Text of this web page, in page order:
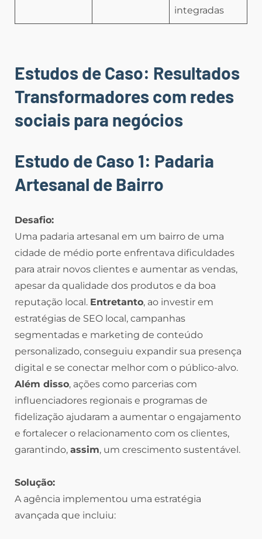
integradas
Estudos de Caso: Resultados
Transformadores com redes
sociais para negócios
Estudo de Caso 1: Padaria
Artesanal de Bairro
Desafio:
Uma padaria artesanal em um bairro de uma
cidade de médio porte enfrentava dificuldades
para atrair novos clientes e aumentar as vendas,
apesar da qualidade dos produtos e da boa
reputação local. Entretanto, ao investir em
estratégias de SEO local, campanhas
segmentadas e marketing de conteúdo
personalizado, conseguiu expandir sua presença
digital e se conectar melhor com o público-alvo.
Além disso, ações como parcerias com
influenciadores regionais e programas de
fidelização ajudaram a aumentar o engajamento
e fortalecer o relacionamento com os clientes,
garantindo, assim, um crescimento sustentável.
Solução:
A agência implementou uma estratégia
avançada que incluiu: